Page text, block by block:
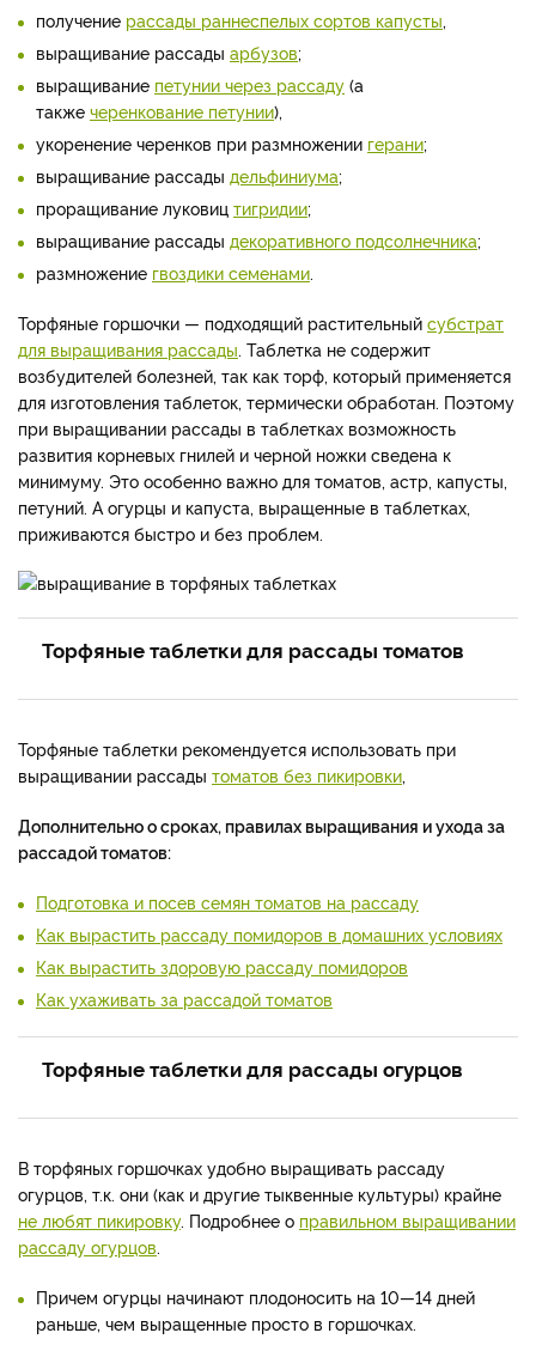
получение рассады раннеспелых сортов капусты
выращивание рассады арбузов;
выращивание петунии через рассаду (а
также черенкование петунии),
укоренение черенков при размножении герани;
выращивание рассады дельфиниума;
проращивание луковиц тигридии;
выращивание рассады декоративного подсолнечника;
размножение гвоздики семенами
Торфяные горшочки — подходящий растительный субстрат
для выращивания рассады . Таблетка не содержит
возбудителей болезней, так как торф, который применяется
для изготовления таблеток, термически обработан. Поэтому
при выращивании рассады в таблетках возможность
развития корневых гнилей и черной ножки сведена к
минимуму. Это особенно важно для томатов, астр, капусты,
петуний. А огурцы и капуста, выращенные в таблетках,
приживаются быстро и без проблем.
Торфяные таблетки для рассады томатов
Торфяные таблетки рекомендуется использовать при
выращивании рассады томатов без пикировки
Дополнительно о сроках, правилах выращивания и ухода за
рассадой томатов:
Подготовка и посев семян томатов на рассаду
Как вырастить рассаду помидоров в домашних условиях
Как вырастить здоровую рассаду помидоров
Как ухаживать за рассадой томатов
Торфяные таблетки для рассады огурцов
В торфяных горшочках удобно выращивать рассаду
огурцов, т.к. они (как и другие тыквенные культуры) крайне
не любят пикировку. Подробнее о правильном выращивании
рассаду огурцов
Причем огурцы начинают плодоносить на 10—14 дней
раньше, чем выращенные просто в горшочках.